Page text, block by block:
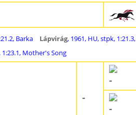
Barka Lápvirág, 1961, HU, stpk, 1:21.3,
1:23.1, Mother's Song
-
-
-